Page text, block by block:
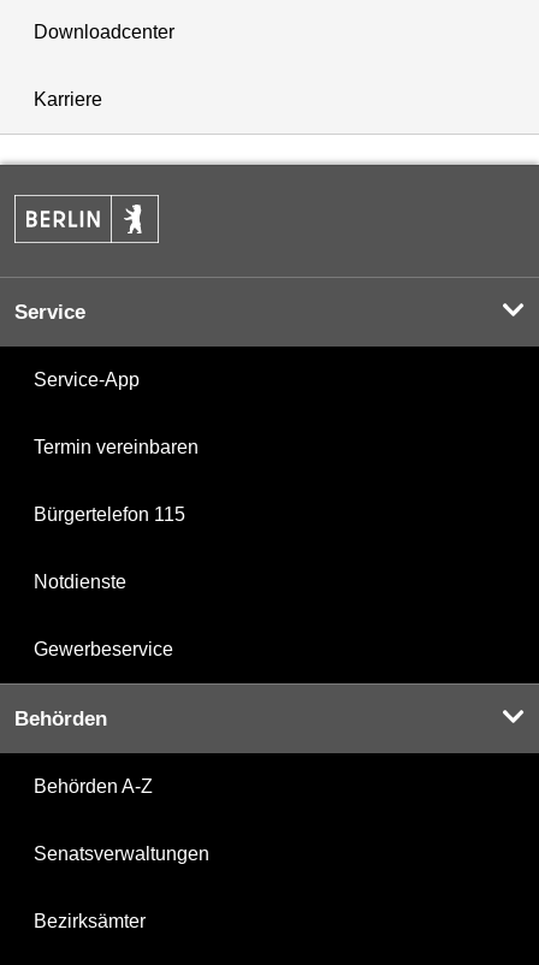
Downloadcenter
Karriere
Service
Service-App
Termin vereinbaren
Bürgertelefon 115
Notdienste
Gewerbeservice
Behörden
Behörden A-Z
Senatsverwaltungen
Bezirksämter